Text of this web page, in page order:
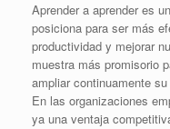
Aprender a aprender es
posiciona para ser más
productividad y mejorar
muestra más promisorio
ampliar continuamente
En las organizaciones
ya una ventaja